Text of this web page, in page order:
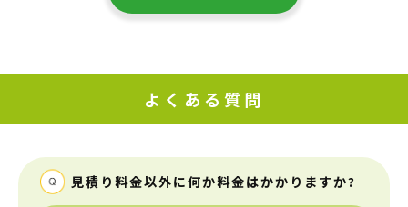
よくある質問
見積り料金以外に何か料金はかかりますか?